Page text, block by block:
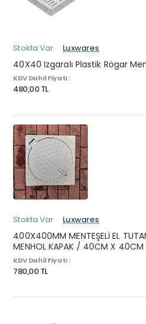
Stokta Var Luxwares
40X40 Izgaralı Plastik Rögar
KDV Dahil Fiyatı :
480,00 TL
Stokta Var Luxwares
400X400MM MENTEŞELİ EL
MENHOL KAPAK / 40CM X 40CM
KDV Dahil Fiyatı :
780,00 TL